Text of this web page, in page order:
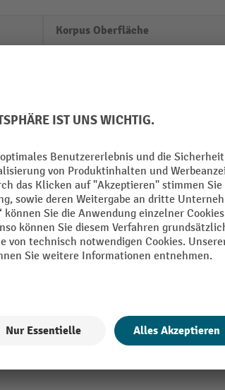
Korpus Oberfläche
Schloss Typ
Schlüssel Anzahl
Schranknutzung
Details anzeigen